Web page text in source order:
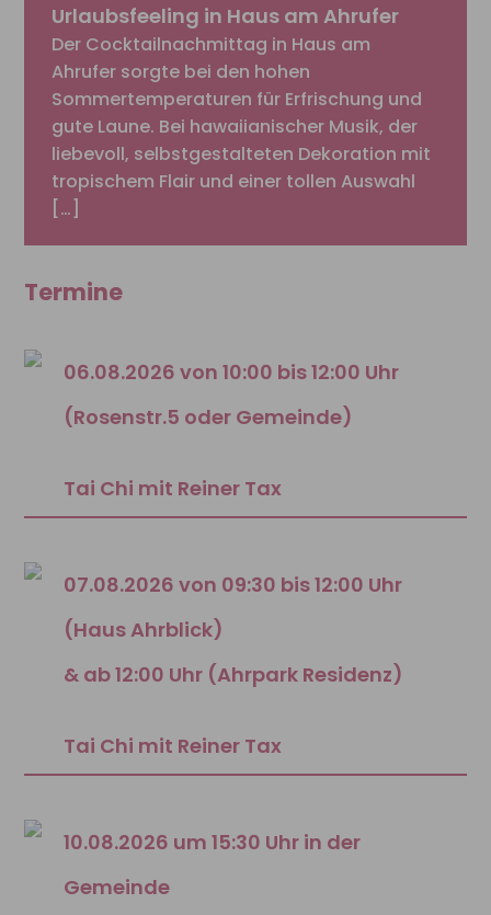
Urlaubsfeeling in Haus am Ahrufer
Der Cocktailnachmittag in Haus am
Ahrufer sorgte bei den hohen
Sommertemperaturen für Erfrischung und
gute Laune. Bei hawaiianischer Musik, der
liebevoll, selbstgestalteten Dekoration mit
tropischem Flair und einer tollen Auswahl
[…]
Termine
06.08.2026 von 10:00 bis 12:00 Uhr
(Rosenstr.5 oder Gemeinde)
Tai Chi mit Reiner Tax
07.08.2026 von 09:30 bis 12:00 Uhr
(Haus Ahrblick)
& ab 12:00 Uhr (Ahrpark Residenz)
Tai Chi mit Reiner Tax
10.08.2026 um 15:30 Uhr in der
Gemeinde